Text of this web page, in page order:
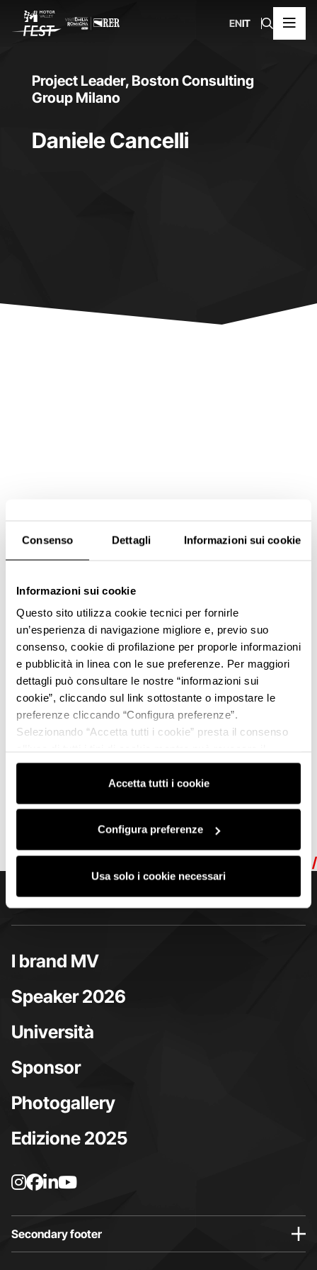
Consenso Dettagli Informazioni sui cookie
Informazioni sui cookie
Questo sito utilizza cookie tecnici per fornirle
un’esperienza di navigazione migliore e, previo suo
consenso, cookie di profilazione per proporle informazioni
e pubblicità in linea con le sue preferenze. Per maggiori
dettagli può consultare le nostre “informazioni sui
cookie”, cliccando sul link sottostante o impostare le
preferenze cliccando “Configura preferenze”.
Selezionando “Accetta tutti i cookie” presta il consenso
consenso cliccando su “Usa solo i cookie necessari” e
saranno attivati i soli cookie tecnici necessari al corretto
funzionamento del sito.
Accetta tutti i cookie
Configura preferenze
Usa solo i cookie necessari
ENIT
Daniele Cancelli
Project Leader, Boston Consulting
Group Milano
MVF26
Torna in alto
I brand MV
Speaker 2026
Università
Sponsor
Photogallery
Edizione 2025
L
p
a
g
L
p
a
g
L
p
a
g
L
p
a
g
Secondary footer